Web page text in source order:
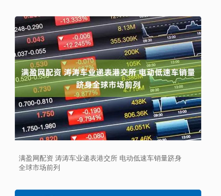
满盈网配资 涛涛车业递表港交所 电动低速车销量跻身
全球市场前列